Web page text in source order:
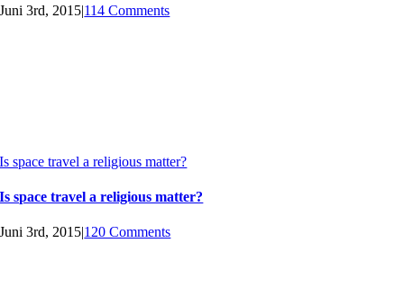
Juni 3rd, 2015|114 Comments
Is space travel a religious matter?
Is space travel a religious matter?
Juni 3rd, 2015|120 Comments